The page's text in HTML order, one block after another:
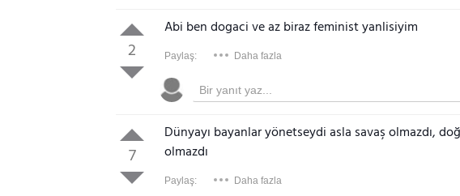
2
Abi ben dogaci ve az biraz feminist yanlisiyim
Paylaş: Daha fazla
7
Dünyayı bayanlar yönetseydi asla savaş olmazdı,
olmazdı
Paylaş: Daha fazla